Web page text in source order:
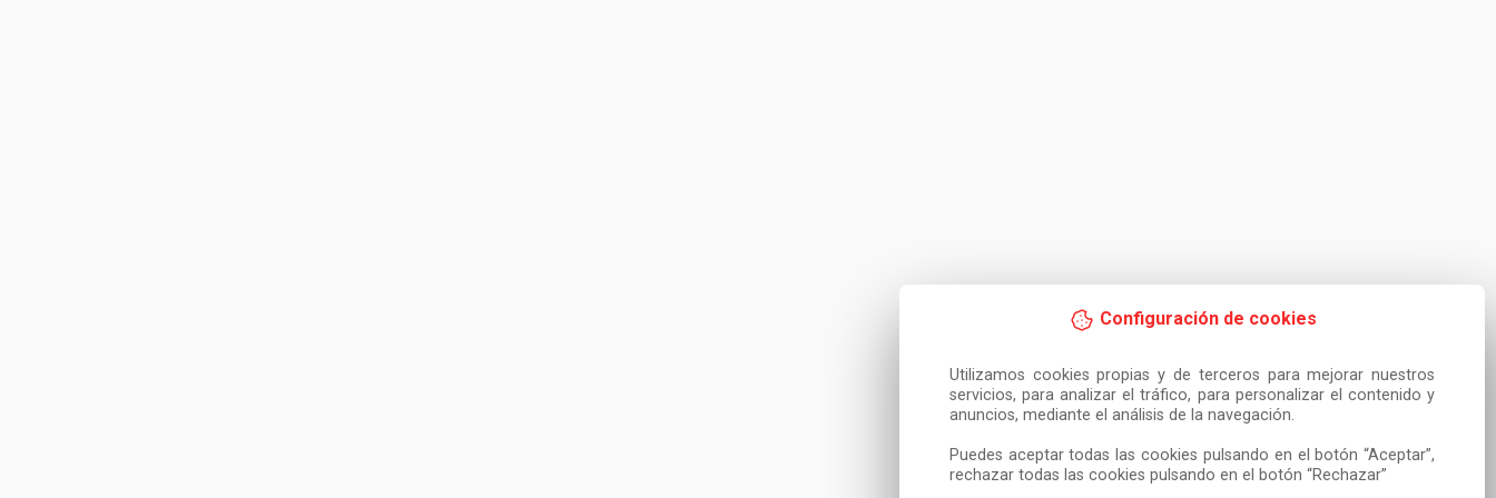
Configuración de cookies
Utilizamos cookies propias y de terceros para mejorar nuestros
servicios, para analizar el tráfico, para personalizar el contenido y
anuncios, mediante el análisis de la navegación.
Puedes aceptar todas las cookies pulsando en el botón “Aceptar”,
rechazar todas las cookies pulsando en el botón “Rechazar”